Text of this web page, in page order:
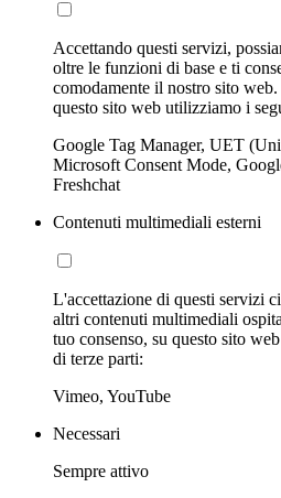
Accettando questi servizi,
oltre le funzioni di base e ti
comodamente il nostro sito
questo sito web utilizziamo i
Google Tag Manager, UET
Microsoft Consent Mode,
Freshchat
Contenuti multimediali esterni
L'accettazione di questi servizi
altri contenuti multimediali
tuo consenso, su questo sito
di terze parti:
Vimeo, YouTube
Necessari
Sempre attivo